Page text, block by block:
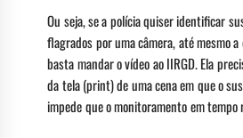
Ou seja, se a polícia quiser identificar
flagrados por uma câmera, até mesmo
basta mandar o vídeo ao IIRGD. Ela
da tela (print) de uma cena em que o
impede que o monitoramento em tempo